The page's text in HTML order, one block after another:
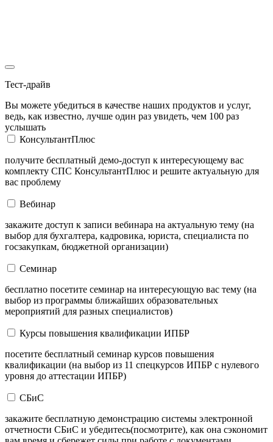
Тест-драйв
Вы можете убедиться в качестве наших продуктов и услуг,
ведь, как известно, лучше один раз увидеть, чем 100 раз
услышать
КонсультантПлюс
получите бесплатный демо-доступ к интересующему вас
комплекту СПС КонсультантПлюс и решите актуальную для
вас проблему
Вебинар
закажите доступ к записи вебинара на актуальную тему (на
выбор для бухгалтера, кадровика, юриста, специалиста по
госзакупкам, бюджетной организации)
Семинар
бесплатно посетите семинар на интересующую вас тему (на
выбор из программы ближайших образовательных
мероприятий для разных специалистов)
Курсы повышения квалификации ИПБР
посетите бесплатный семинар курсов повышения
квалификации (на выбор из 11 спецкурсов ИПБР с нулевого
уровня до аттестации ИПБР)
СБиС
закажите бесплатную демонстрацию системы электронной
отчетности СБиС и убедитесь(посмотрите), как она сэкономит